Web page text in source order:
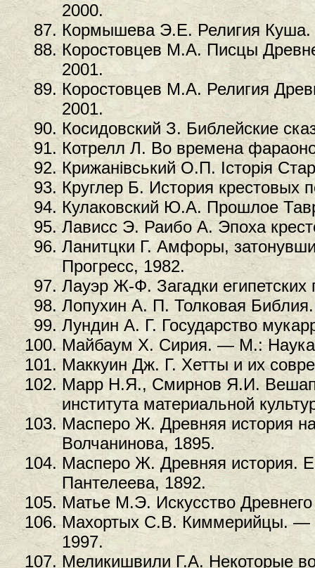
2000.
Кормышева Э.Е. Религия
Коростовцев М.А. Писцы
2001.
Коростовцев М.А. Религия
2001.
Косидовский З. Библейские
Котрелл Л. Во времена
Крижанiвський О.П. Iсторiя
Круглер Б. История крестовых
Кулаковский Ю.А. Прошлое
Лависс Э. Раибо А. Эпоха
Ланитцки Г. Амфоры,
Прогресс, 1982.
Лауэр Ж-Ф. Загадки
Лопухин А. П. Толковая
Лундин А. Г. Государство
Майбаум Х. Сирия. — М.:
Маккуин Дж. Г. Хетты и их
Марр Н.Я., Смирнов Я.И.
института материальной
Масперо Ж. Древняя история
Волчанинова, 1895.
Масперо Ж. Древняя история.
Пантелеева, 1892.
Матье М.Э. Искусство
Махортых С.В. Киммерийцы. —
1997.
Меликишвили Г.А. Некоторые